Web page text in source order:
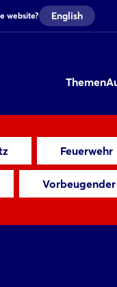
website? English
Themen
Feuerwehr